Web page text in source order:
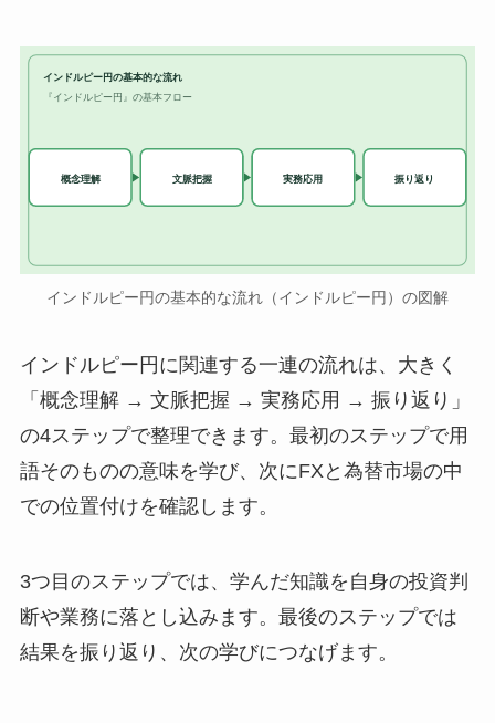
インドルピー円の基本的な流れ
『インドルピー円』の基本フロー
概念理解 文脈把握 実務応用 振り返り
インドルピー円の基本的な流れ（インドルピー円）の図解
インドルピー円に関連する一連の流れは、大きく
「概念理解 → 文脈把握 → 実務応用 → 振り返り」
の4ステップで整理できます。最初のステップで用
語そのものの意味を学び、次にFXと為替市場の中
での位置付けを確認します。
3つ目のステップでは、学んだ知識を自身の投資判
断や業務に落とし込みます。最後のステップでは
結果を振り返り、次の学びにつなげます。